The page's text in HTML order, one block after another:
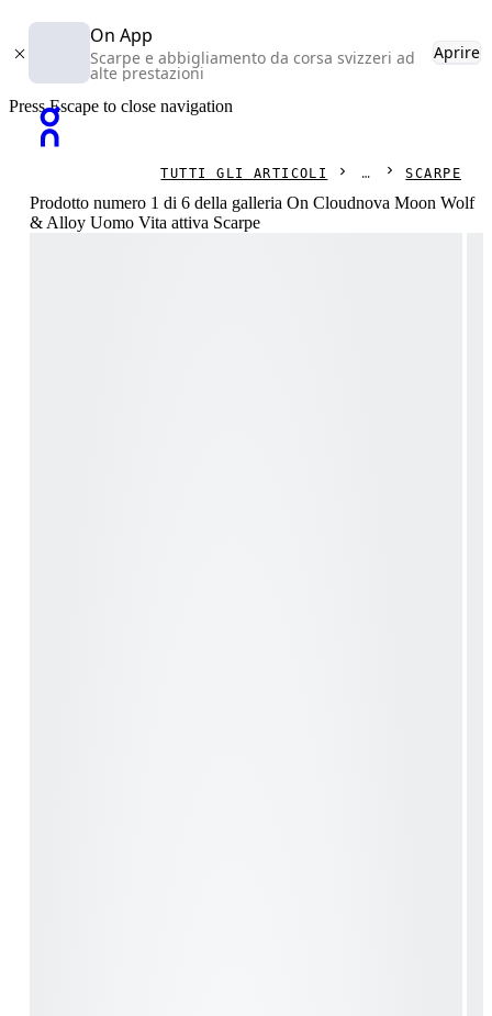
On App
Scarpe e abbigliamento da corsa svizzeri ad
alte prestazioni
Aprire
Press Escape to close navigation
TUTTI GLI ARTICOLI SCARPE
Prodotto numero 1 di 6 della galleria On Cloudnova Moon Wolf
& Alloy Uomo Vita attiva Scarpe